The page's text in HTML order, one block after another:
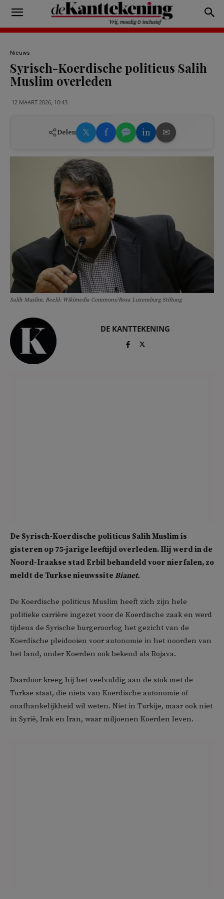
Nieuws
Syrisch-Koerdische politicus Salih
Muslim overleden
12 MAART 2026, 10:43
Delen 𝕏 f in ✉
Salih Muslim. Beeld: Wikimedia Commons/Rosa Luxemburg Stiftung
DE KANTTEKENING
De Syrisch-Koerdische politicus Salih Muslim is
gisteren op 75-jarige leeftijd overleden. Hij werd in de
Noord-Iraakse stad Erbil behandeld voor nierfalen, zo
meldt de Turkse nieuwssite Bianet.
De Koerdische politicus Muslim heeft zich zijn hele
politieke carrière ingezet voor de Koerdische zaak en werd
tijdens de Syrische burgeroorlog het gezicht van de
Koerdische pleidooien voor autonomie in het noorden van
het land, onder Koerden ook bekend als Rojava.
Daardoor kreeg hij het veelvuldig aan de stok met de
Turkse staat, die niets van Koerdische autonomie of
onafhankelijkheid wil weten. Niet in Turkije, maar ook niet
in Syrië, Irak en Iran, waar miljoenen Koerden leven.